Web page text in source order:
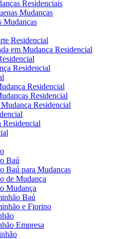
Residenciais
Mudanças
Mudanças
Residencial
em Mudança Residencial
Residencial
Residencial
Residencial
Residencial
Residencial
Baú
Baú para Mudanças
de Mudança
Mudança
Baú
e Fiorino
Empresa